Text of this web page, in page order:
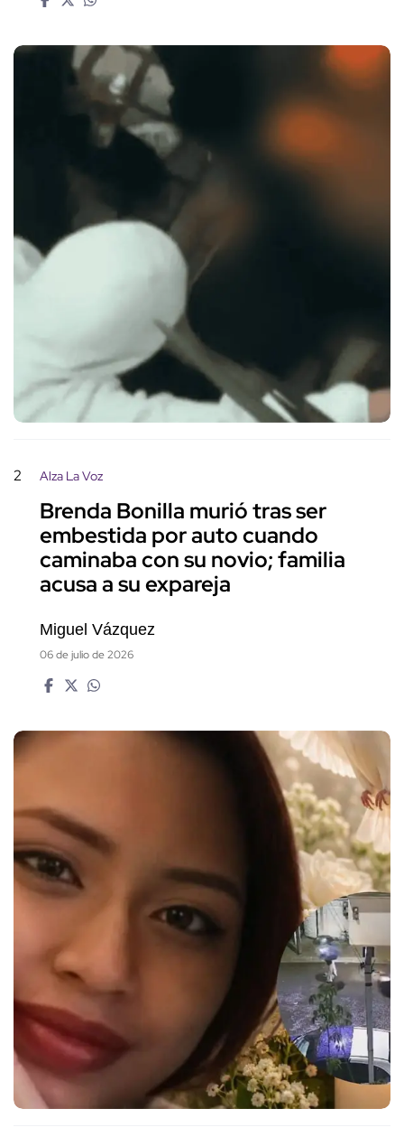
2 Alza La Voz
Brenda Bonilla murió tras ser
embestida por auto cuando
caminaba con su novio; familia
acusa a su expareja
Miguel Vázquez
06 de julio de 2026